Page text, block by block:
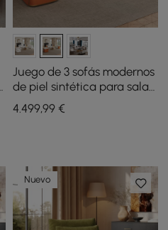
Juego de 3 sofás modernos
de piel sintética para sala
de estar en blanco y
naranja
4.499,99€
Nuevo